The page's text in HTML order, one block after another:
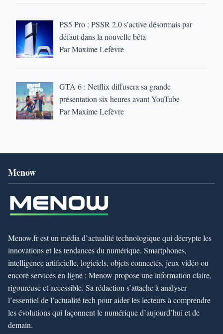
PS5 Pro : PSSR 2.0 s’active désormais par
défaut dans la nouvelle bêta
Par Maxime Lefèvre
GTA 6 : Netflix diffusera sa grande
présentation six heures avant YouTube
Par Maxime Lefèvre
Menow
Menow.fr est un média d’actualité technologique qui décrypte les
innovations et les tendances du numérique. Smartphones,
intelligence artificielle, logiciels, objets connectés, jeux vidéo ou
encore services en ligne : Menow propose une information claire,
rigoureuse et accessible. Sa rédaction s’attache à analyser
l’essentiel de l’actualité tech pour aider les lecteurs à comprendre
les évolutions qui façonnent le numérique d’aujourd’hui et de
demain.